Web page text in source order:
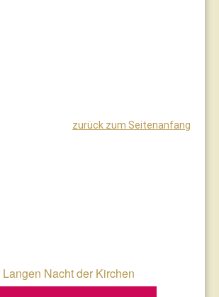
zurück zum Seitenanfang
Nacht der Kirchen